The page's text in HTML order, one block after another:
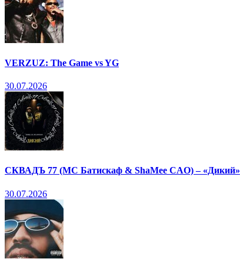
VERZUZ: The Game vs YG
30.07.2026
СКВАДЪ 77 (МС Батискаф & ShaMee CAO) – «Дикий»
30.07.2026